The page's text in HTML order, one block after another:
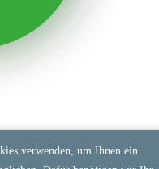
verwenden, um Ihnen ein